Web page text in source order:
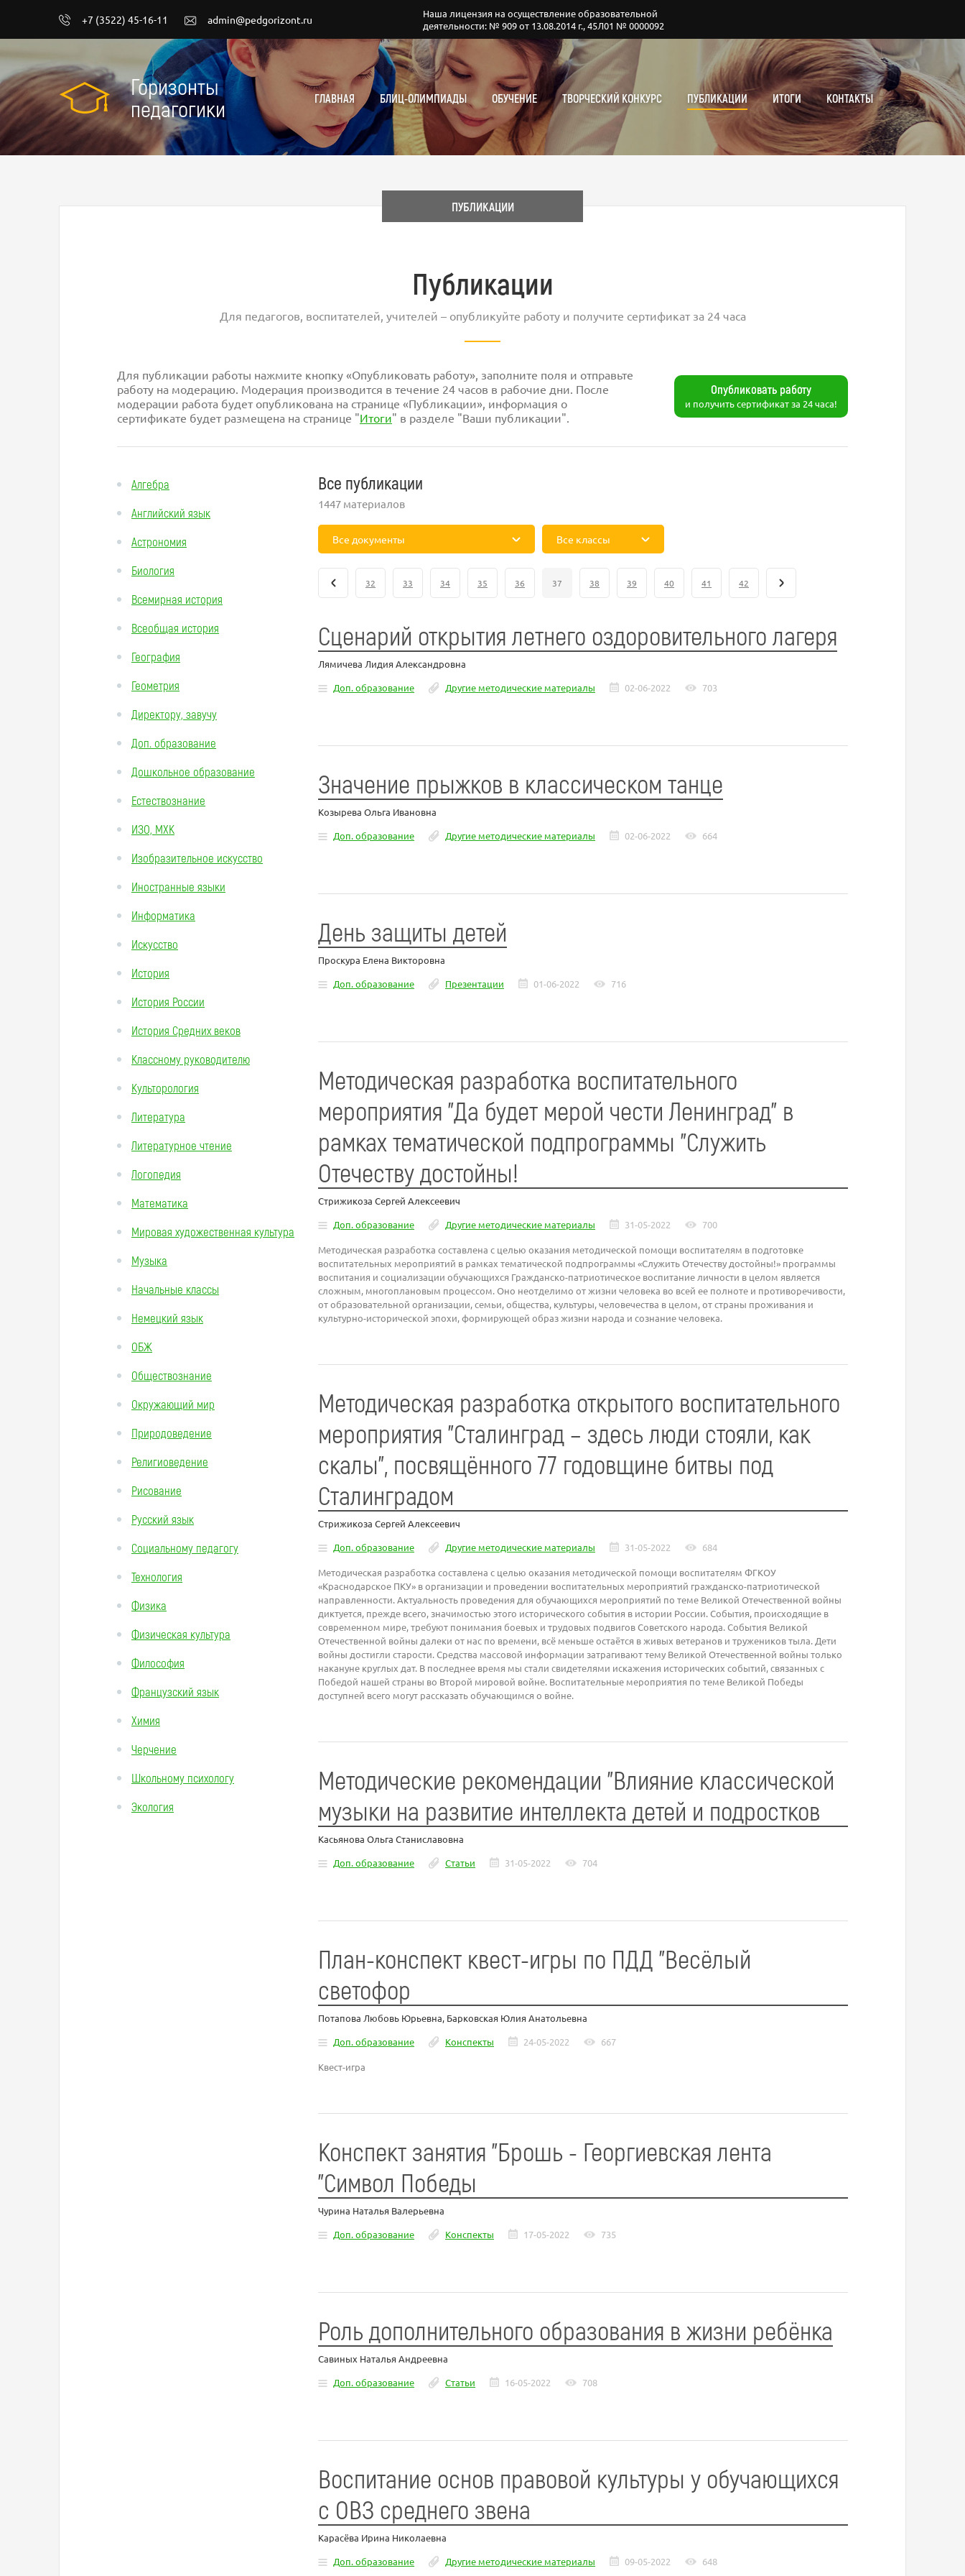
+7 (3522) 45-16-11 admin@pedgorizont.ru
Наша лицензия на осуществление образовательной
деятельности: № 909 от 13.08.2014 г., 45Л01 № 0000092
Горизонты
педагогики
ГЛАВНАЯ БЛИЦ-ОЛИМПИАДЫ ОБУЧЕНИЕ ТВОРЧЕСКИЙ КОНКУРС ПУБЛИКАЦИИ ИТОГИ КОНТАКТЫ
ПУБЛИКАЦИИ
Публикации
Для педагогов, воспитателей, учителей – опубликуйте работу и получите сертификат за 24 часа
Для публикации работы нажмите кнопку «Опубликовать работу», заполните поля и отправьте
работу на модерацию. Модерация производится в течение 24 часов в рабочие дни. После
модерации работа будет опубликована на странице «Публикации», информация о
сертификате будет размещена на странице "Итоги" в разделе "Ваши публикации".
Опубликовать работу
и получить сертификат за 24 часа!
Алгебра
Английский язык
Астрономия
Биология
Всемирная история
Всеобщая история
География
Геометрия
Директору, завучу
Доп. образование
Дошкольное образование
Естествознание
ИЗО, МХК
Изобразительное искусство
Иностранные языки
Информатика
Искусство
История
История России
История Средних веков
Классному руководителю
Культорология
Литература
Литературное чтение
Логопедия
Математика
Мировая художественная культура
Музыка
Начальные классы
Немецкий язык
ОБЖ
Обществознание
Окружающий мир
Природоведение
Религиоведение
Рисование
Русский язык
Социальному педагогу
Технология
Физика
Физическая культура
Философия
Французский язык
Химия
Черчение
Школьному психологу
Экология
Все публикации
1447 материалов
Все документы Все классы
32 33 34 35 36 37 38 39 40 41 42
Сценарий открытия летнего оздоровительного лагеря
Лямичева Лидия Александровна
Доп. образование
Другие методические материалы 02-06-2022 703
Значение прыжков в классическом танце
Козырева Ольга Ивановна
Доп. образование
Другие методические материалы 02-06-2022 664
День защиты детей
Проскура Елена Викторовна
Доп. образование
Презентации 01-06-2022 716
Методическая разработка воспитательного
мероприятия "Да будет мерой чести Ленинград" в
рамках тематической подпрограммы "Служить
Отечеству достойны!
Стрижикоза Сергей Алексеевич
Доп. образование
Другие методические материалы 31-05-2022 700
Методическая разработка составлена с целью оказания методической помощи воспитателям в подготовке
воспитательных мероприятий в рамках тематической подпрограммы «Служить Отечеству достойны!» программы
воспитания и социализации обучающихся Гражданско-патриотическое воспитание личности в целом является
сложным, многоплановым процессом. Оно неотделимо от жизни человека во всей ее полноте и противоречивости,
от образовательной организации, семьи, общества, культуры, человечества в целом, от страны проживания и
культурно-исторической эпохи, формирующей образ жизни народа и сознание человека.
Методическая разработка открытого воспитательного
мероприятия "Сталинград – здесь люди стояли, как
скалы", посвящённого 77 годовщине битвы под
Сталинградом
Стрижикоза Сергей Алексеевич
Доп. образование
Другие методические материалы 31-05-2022 684
Методическая разработка составлена с целью оказания методической помощи воспитателям ФГКОУ
«Краснодарское ПКУ» в организации и проведении воспитательных мероприятий гражданско-патриотической
направленности. Актуальность проведения для обучающихся мероприятий по теме Великой Отечественной войны
диктуется, прежде всего, значимостью этого исторического события в истории России. События, происходящие в
современном мире, требуют понимания боевых и трудовых подвигов Советского народа. События Великой
Отечественной войны далеки от нас по времени, всё меньше остаётся в живых ветеранов и тружеников тыла. Дети
войны достигли старости. Средства массовой информации затрагивают тему Великой Отечественной войны только
накануне круглых дат. В последнее время мы стали свидетелями искажения исторических событий, связанных с
Победой нашей страны во Второй мировой войне. Воспитательные мероприятия по теме Великой Победы
доступней всего могут рассказать обучающимся о войне.
Методические рекомендации "Влияние классической
музыки на развитие интеллекта детей и подростков
Касьянова Ольга Станиславовна
Доп. образование
Статьи 31-05-2022 704
План-конспект квест-игры по ПДД "Весёлый
светофор
Потапова Любовь Юрьевна, Барковская Юлия Анатольевна
Доп. образование
Конспекты 24-05-2022 667
Квест-игра
Конспект занятия "Брошь - Георгиевская лента
"Символ Победы
Чурина Наталья Валерьевна
Доп. образование
Конспекты 17-05-2022 735
Роль дополнительного образования в жизни ребёнка
Савиных Наталья Андреевна
Доп. образование
Статьи 16-05-2022 708
Воспитание основ правовой культуры у обучающихся
с ОВЗ среднего звена
Карасёва Ирина Николаевна
Доп. образование
Другие методические материалы 09-05-2022 648